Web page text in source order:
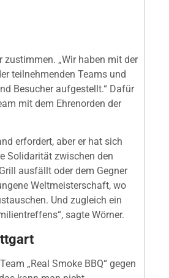
zustimmen. „Wir haben mit der
teilnehmenden Teams und
Besucher aufgestellt.“ Dafür
mit dem Ehrenorden der
erfordert, aber er hat sich
Solidarität zwischen den
ausfällt oder dem Gegner
Weltmeisterschaft, wo
Und zugleich ein
sagte Wörner.
„Real Smoke BBQ“ gegen